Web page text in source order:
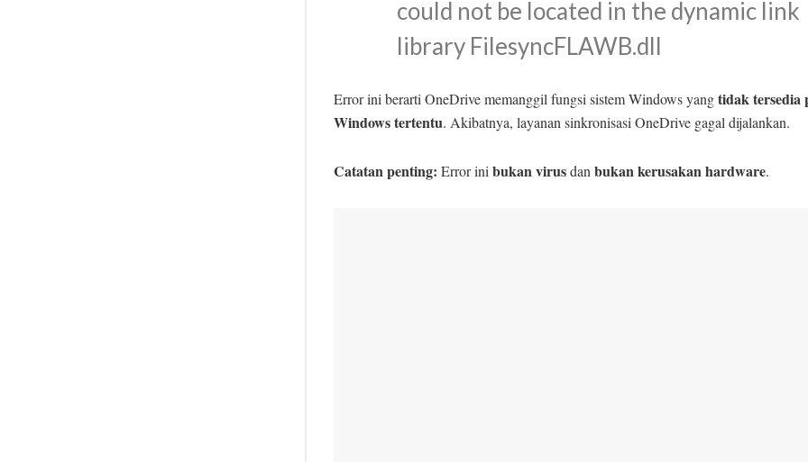
could not be located in the dynamic link
library FilesyncFLAWB.dll
Error ini berarti OneDrive memanggil fungsi sistem Windows yangtidak tersedia
Windows tertentu. Akibatnya, layanan sinkronisasi OneDrive gagal dijalankan.
Catatan penting: Error ini bukan virusdan bukan kerusakan hardware.